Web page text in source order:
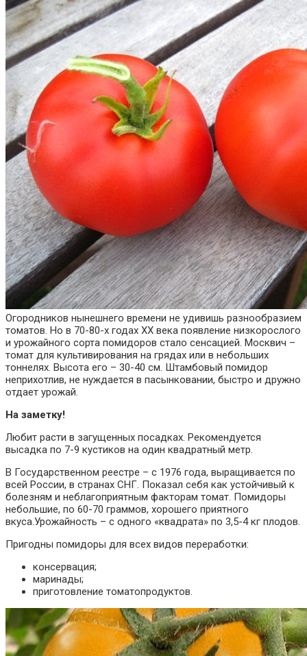
Огородников нынешнего времени не удивишь разнообразием
томатов. Но в 70-80-х годах XX века появление низкорослого
и урожайного сорта помидоров стало сенсацией. Москвич –
томат для культивирования на грядах или в небольших
тоннелях. Высота его – 30-40 см. Штамбовый помидор
неприхотлив, не нуждается в пасынковании, быстро и дружно
отдает урожай.
На заметку!
Любит расти в загущенных посадках. Рекомендуется
высадка по 7-9 кустиков на один квадратный метр.
В Государственном реестре – с 1976 года, выращивается по
всей России, в странах СНГ. Показал себя как устойчивый к
болезням и неблагоприятным факторам томат. Помидоры
небольшие, по 60-70 граммов, хорошего приятного
вкуса.Урожайность – с одного «квадрата» по 3,5-4 кг плодов.
Пригодны помидоры для всех видов переработки:
консервация;
маринады;
приготовление томатопродуктов.